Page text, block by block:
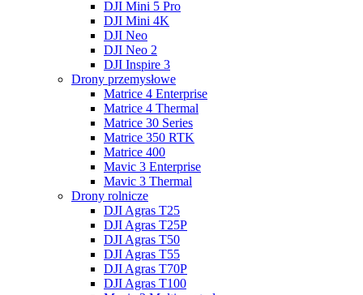
DJI Mini 5 Pro
DJI Mini 4K
DJI Neo
DJI Neo 2
DJI Inspire 3
Drony przemysłowe
Matrice 4 Enterprise
Matrice 4 Thermal
Matrice 30 Series
Matrice 350 RTK
Matrice 400
Mavic 3 Enterprise
Mavic 3 Thermal
Drony rolnicze
DJI Agras T25
DJI Agras T25P
DJI Agras T50
DJI Agras T55
DJI Agras T70P
DJI Agras T100